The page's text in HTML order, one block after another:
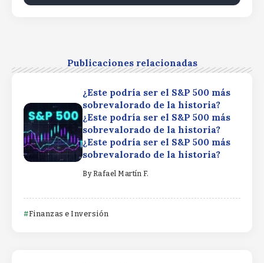
Publicaciones relacionadas
¿Este podría ser el S&P 500 más
sobrevalorado de la historia?
¿Este podría ser el S&P 500 más
sobrevalorado de la historia?
¿Este podría ser el S&P 500 más
sobrevalorado de la historia?
By Rafael Martín F.
Finanzas e Inversión